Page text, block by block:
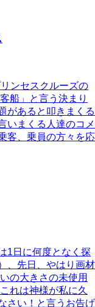
ンセスクルーズの
船」と言う決まり
があると叩きまくる
いまくる人達のコメ
客、乗員の方々を応
1日に何度となく探
、先日、やはり画材
の大きさの未使用
れは神様が私に久
さい！と言うお告げ